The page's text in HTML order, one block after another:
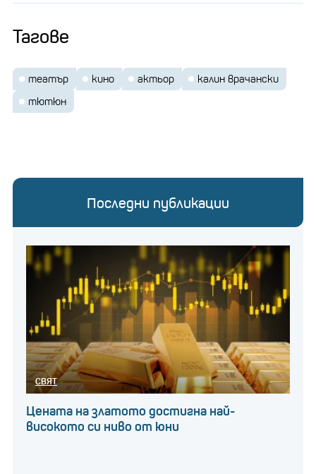
Тагове
театър кино актьор
калин врачански
тютюн
Последни публикации
СВЯТ
Цената на златото достигна най-
високото си ниво от юни